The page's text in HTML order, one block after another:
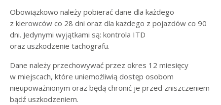
Obowiązkowo należy pobierać dane dla każdego
z kierowców co 28 dni oraz dla każdego z pojazdów co 90
dni. Jedynymi wyjątkami są: kontrola ITD
oraz uszkodzenie tachografu.
Dane należy przechowywać przez okres 12 miesięcy
w miejscach, które uniemożliwią dostęp osobom
nieupoważnionym oraz będą chronić je przed zniszczeniem
bądź uszkodzeniem.